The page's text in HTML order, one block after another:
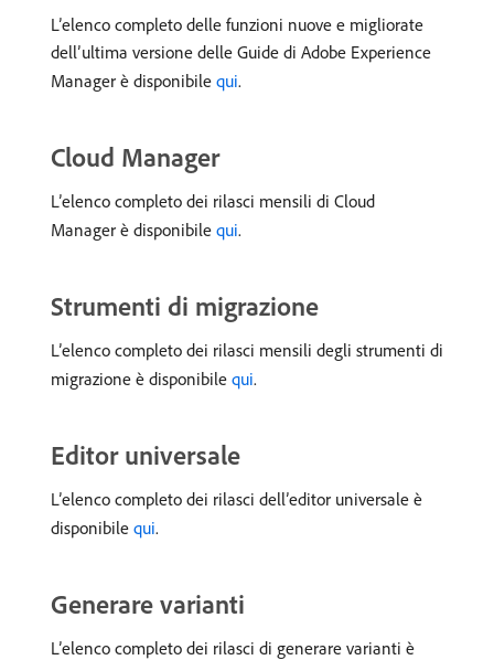
L’elenco completo delle funzioni nuove e migliorate
dell’ultima versione delle Guide di Adobe Experience
Manager è disponibile qui.
Cloud Manager
L’elenco completo dei rilasci mensili di Cloud
Manager è disponibile qui.
Strumenti di migrazione
L’elenco completo dei rilasci mensili degli strumenti di
migrazione è disponibile qui.
Editor universale
L’elenco completo dei rilasci dell’editor universale è
disponibile qui.
Generare varianti
L’elenco completo dei rilasci di generare varianti è